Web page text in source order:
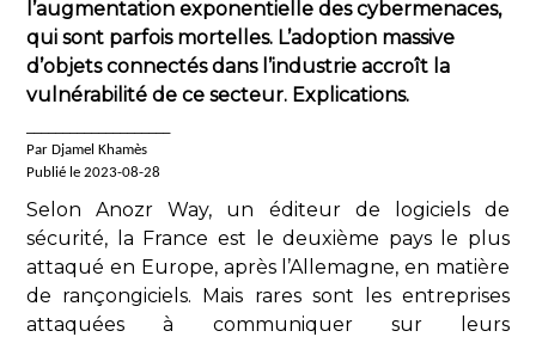
l’augmentation exponentielle des cybermenaces,
qui sont parfois mortelles. L’adoption massive
d’objets connectés dans l’industrie accroît la
vulnérabilité de ce secteur. Explications.
Par Djamel Khamès
Publié le 2023-08-28
Selon Anozr Way, un éditeur de logiciels de
sécurité, la France est le deuxième pays le plus
attaqué en Europe, après l’Allemagne, en matière
de rançongiciels. Mais rares sont les entreprises
attaquées à communiquer sur leurs